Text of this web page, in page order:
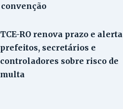
convenção
TCE-RO renova prazo e alerta
prefeitos, secretários e
controladores sobre risco de
multa